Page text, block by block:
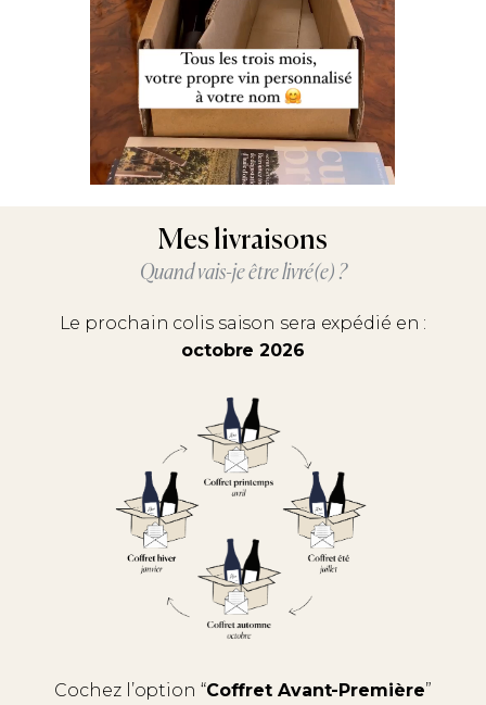
Mes livraisons
Quand vais-je être livré(e) ?
Le prochain colis saison sera expédié en :
octobre 2026
Cochez l’option “Coffret Avant-Première”